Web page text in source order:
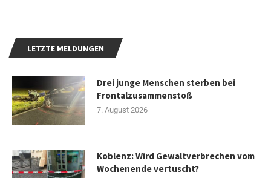
LETZTE MELDUNGEN
Drei junge Menschen sterben bei
Frontalzusammenstoß
7. August 2026
Koblenz: Wird Gewaltverbrechen vom
Wochenende vertuscht?